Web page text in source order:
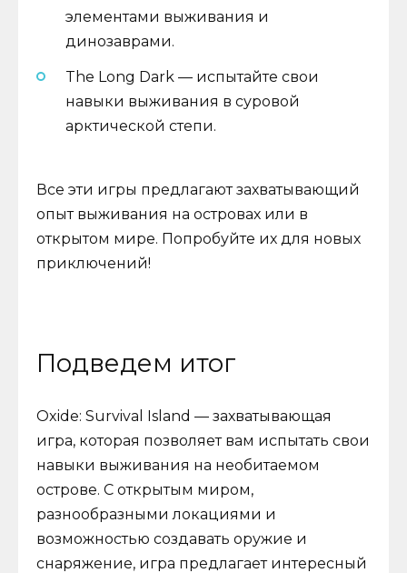
элементами выживания и
динозаврами.
The Long Dark — испытайте свои
навыки выживания в суровой
арктической степи.
Все эти игры предлагают захватывающий
опыт выживания на островах или в
открытом мире. Попробуйте их для новых
приключений!
Подведем итог
Oxide: Survival Island — захватывающая
игра, которая позволяет вам испытать свои
навыки выживания на необитаемом
острове. С открытым миром,
разнообразными локациями и
возможностью создавать оружие и
снаряжение, игра предлагает интересный